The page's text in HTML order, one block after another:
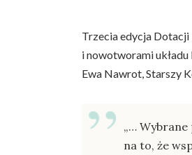
Trzecia edycja
i nowotworami
Ewa Nawrot, Starszy
„…
na to, że